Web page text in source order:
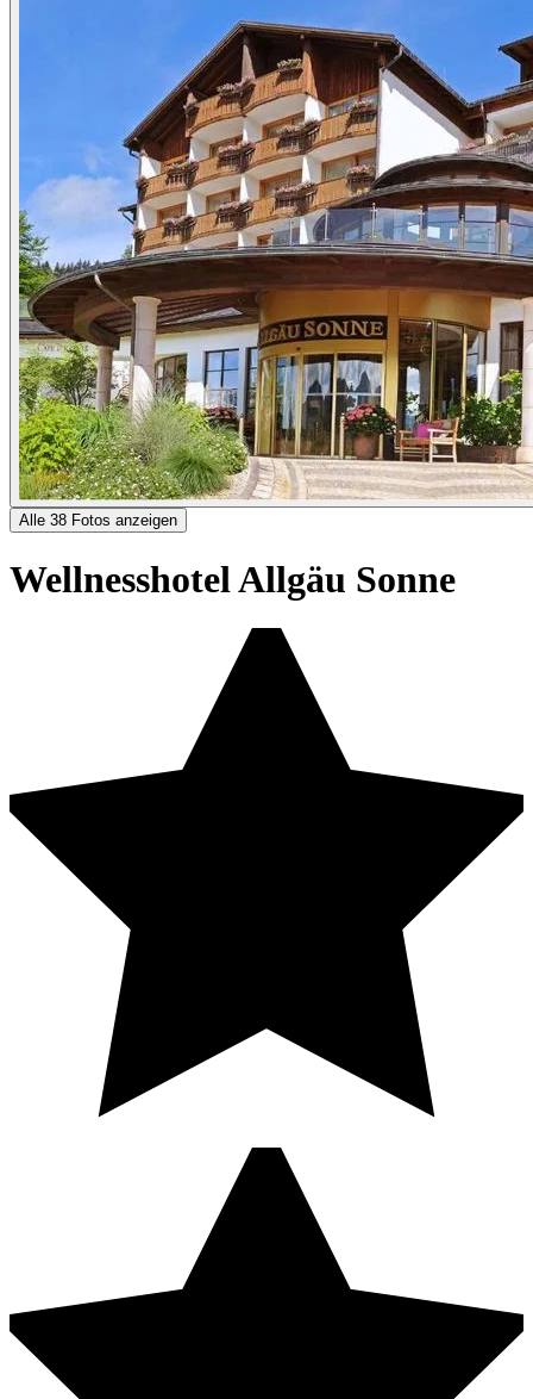
Alle 38 Fotos anzeigen
Wellnesshotel Allgäu Sonne